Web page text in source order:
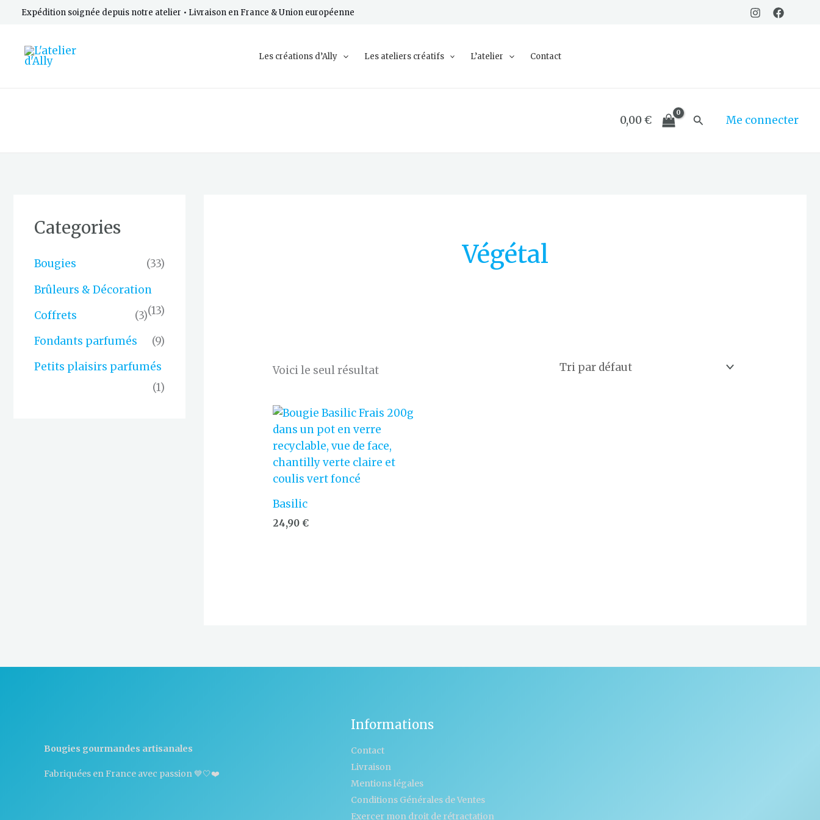
AllerExpédition soignée depuis notre atelier • Livraison en France & Union européenne
Les créations d’Ally Les ateliers créatifs L’atelier Contact
0,00€ RechercherMe connecter
Categories
Bougies
(33)
Brûleurs & Décoration
(13)
Coffrets
(3)
Fondants parfumés
(9)
Petits plaisirs parfumés
(1)
Végétal
Voici le seul résultat
Basilic
24,90€
Bougies gourmandes artisanales
Fabriquées en France avec passion 💙🤍❤️
Informations
Contact
Livraison
Mentions légales
Conditions Générales de Ventes
Exercer mon droit de rétractation